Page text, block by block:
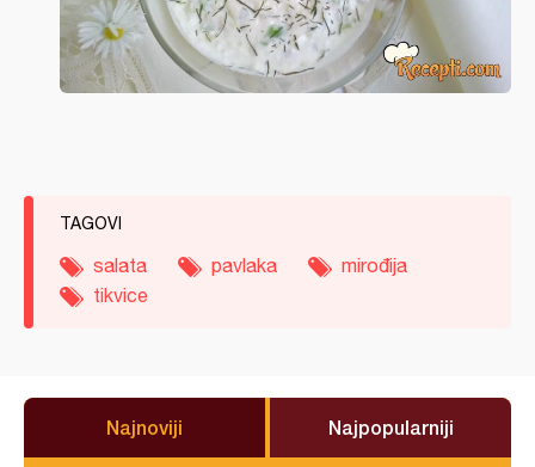
TAGOVI
salata pavlaka
mirođija
tikvice
Najnoviji Najpopularniji